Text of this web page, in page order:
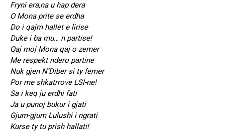
Fryni era,na u hap dera
O Mona prite se erdha
Do i qajm hallet e lirise
Duke i ba mu… n partise!
Qaj moj Mona qaj o zemer
Me respekt ndero partine
Nuk gjen N’Diber si ty femer
Por me shkatrrove LSI-ne!
Sa i keq ju erdhi fati
Ja u punoj bukur i gjati
Gjum-gjum Lulushi i ngrati
Kurse ty tu prish hallati!